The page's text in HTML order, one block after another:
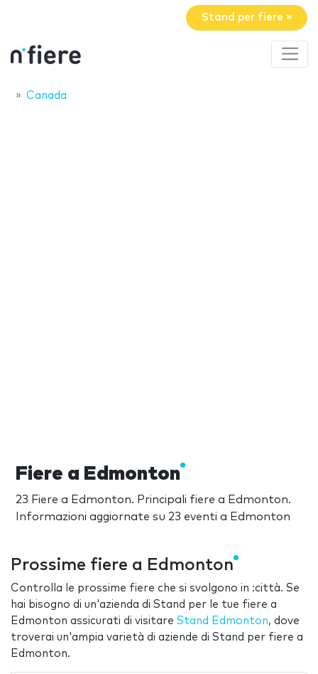
Stand per fiere »
Canada
Fiere a Edmonton
23 Fiere a Edmonton. Principali fiere a Edmonton.
Informazioni aggiornate su 23 eventi a Edmonton
Prossime fiere a Edmonton
Controlla le prossime fiere che si svolgono in :città. Se
hai bisogno di un'azienda di Stand per le tue fiere a
Edmonton assicurati di visitare Stand Edmonton, dove
troverai un'ampia varietà di aziende di Stand per fiere a
Edmonton.